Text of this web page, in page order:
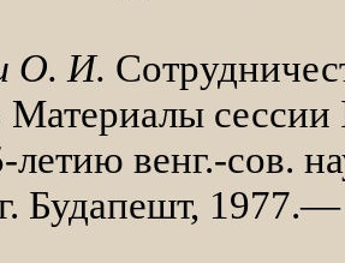
О. И.
Материалы сессии
венг.-сов.
Будапешт,